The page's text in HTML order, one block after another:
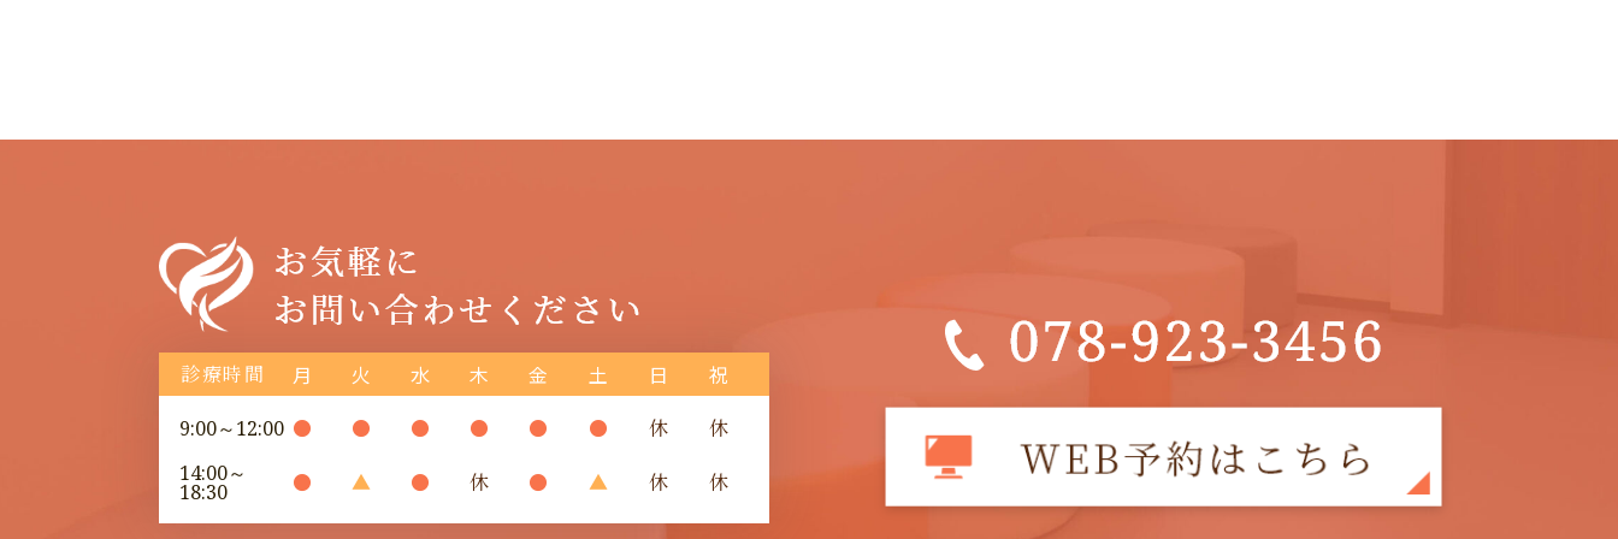
診療時間 月 火 水 木 金 土 日 祝
9:00～12:00 ● ● ● ● ● ● 休 休
14:00～
18:30 ● ▲ ● 休 ● ▲ 休 休